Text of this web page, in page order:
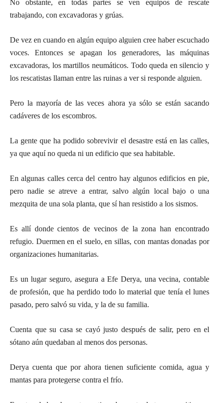
No obstante, en todas partes se ven equipos de rescate
trabajando, con excavadoras y grúas.
De vez en cuando en algún equipo alguien cree haber escuchado
voces. Entonces se apagan los generadores, las máquinas
excavadoras, los martillos neumáticos. Todo queda en silencio y
los rescatistas llaman entre las ruinas a ver si responde alguien.
Pero la mayoría de las veces ahora ya sólo se están sacando
cadáveres de los escombros.
La gente que ha podido sobrevivir el desastre está en las calles,
ya que aquí no queda ni un edificio que sea habitable.
En algunas calles cerca del centro hay algunos edificios en pie,
pero nadie se atreve a entrar, salvo algún local bajo o una
mezquita de una sola planta, que sí han resistido a los sismos.
Es allí donde cientos de vecinos de la zona han encontrado
refugio. Duermen en el suelo, en sillas, con mantas donadas por
organizaciones humanitarias.
Es un lugar seguro, asegura a Efe Derya, una vecina, contable
de profesión, que ha perdido todo lo material que tenía el lunes
pasado, pero salvó su vida, y la de su familia.
Cuenta que su casa se cayó justo después de salir, pero en el
sótano aún quedaban al menos dos personas.
Derya cuenta que por ahora tienen suficiente comida, agua y
mantas para protegerse contra el frío.